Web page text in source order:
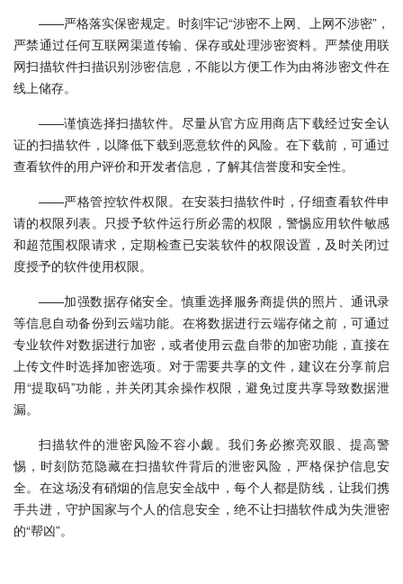
——严格落实保密规定。时刻牢记“涉密不上网、上网不涉密”，
严禁通过任何互联网渠道传输、保存或处理涉密资料。严禁使用联
网扫描软件扫描识别涉密信息，不能以方便工作为由将涉密文件在
线上储存。
——谨慎选择扫描软件。尽量从官方应用商店下载经过安全认
证的扫描软件，以降低下载到恶意软件的风险。在下载前，可通过
查看软件的用户评价和开发者信息，了解其信誉度和安全性。
——严格管控软件权限。在安装扫描软件时，仔细查看软件申
请的权限列表。只授予软件运行所必需的权限，警惕应用软件敏感
和超范围权限请求，定期检查已安装软件的权限设置，及时关闭过
度授予的软件使用权限。
——加强数据存储安全。慎重选择服务商提供的照片、通讯录
等信息自动备份到云端功能。在将数据进行云端存储之前，可通过
专业软件对数据进行加密，或者使用云盘自带的加密功能，直接在
上传文件时选择加密选项。对于需要共享的文件，建议在分享前启
用“提取码”功能，并关闭其余操作权限，避免过度共享导致数据泄
漏。
扫描软件的泄密风险不容小觑。我们务必擦亮双眼、提高警
惕，时刻防范隐藏在扫描软件背后的泄密风险，严格保护信息安
全。在这场没有硝烟的信息安全战中，每个人都是防线，让我们携
手共进，守护国家与个人的信息安全，绝不让扫描软件成为失泄密
的“帮凶”。